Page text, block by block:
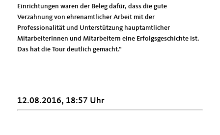
Einrichtungen waren der Beleg dafür, dass die gute
Verzahnung von ehrenamtlicher Arbeit mit der
Professionalität und Unterstützung hauptamtlicher
Mitarbeiterinnen und Mitarbeitern eine Erfolgsgeschichte ist.
Das hat die Tour deutlich gemacht.“
12.08.2016, 18:57 Uhr